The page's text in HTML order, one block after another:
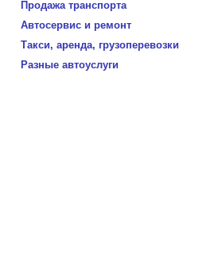
Продажа транспорта
Автосервис и ремонт
Такси, аренда, грузоперевозки
Разные автоуслуги